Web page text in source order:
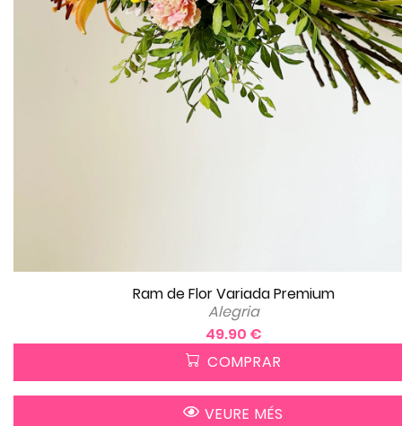
Ram de Flor Variada Premium
Alegria
49.90 €
COMPRAR
VEURE MÉS